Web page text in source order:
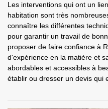
Les interventions qui ont un
habitation sont très
connaître les différentes
pour garantir un travail de
proposer de faire confiance à
d'expérience en la matière et
abordables et accessibles à
établir ou dresser un devis qui